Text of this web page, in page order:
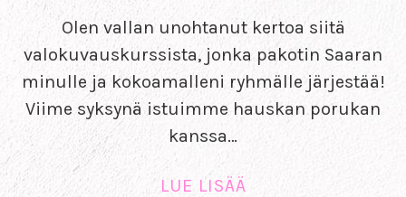
Olen vallan unohtanut kertoa siitä
valokuvauskurssista, jonka pakotin Saaran
minulle ja kokoamalleni ryhmälle järjestää!
Viime syksynä istuimme hauskan porukan
kanssa…
LUE LISÄÄ